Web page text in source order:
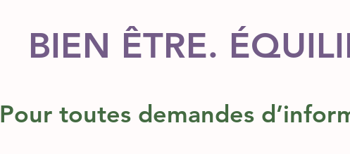
BIEN ÊTRE.
Pour toutes demandes